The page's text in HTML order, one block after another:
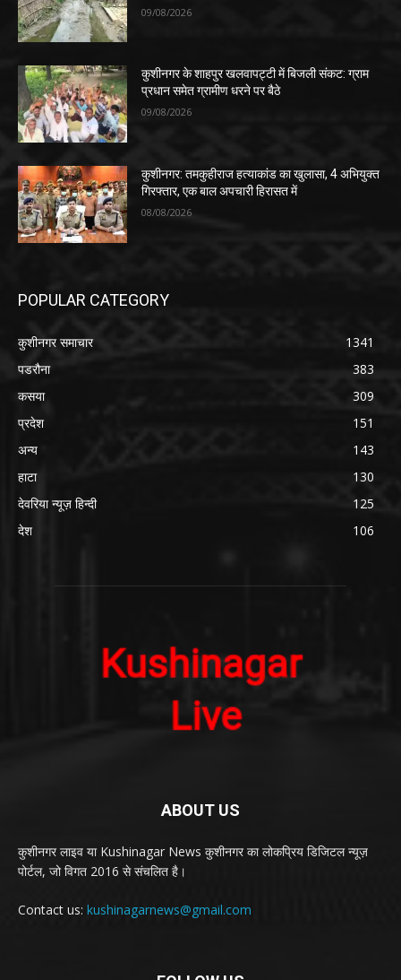
09/08/2026
कुशीनगर के शाहपुर खलवापट्टी में बिजली संकट: ग्राम
प्रधान समेत ग्रामीण धरने पर बैठे
09/08/2026
कुशीनगर: तमकुहीराज हत्याकांड का खुलासा, 4 अभियुक्त
गिरफ्तार, एक बाल अपचारी हिरासत में
08/08/2026
POPULAR CATEGORY
कुशीनगर समाचार
1341
पडरौना
383
कसया
309
प्रदेश
151
अन्य
143
हाटा
130
देवरिया न्यूज़ हिन्दी
125
देश
106
ABOUT US
कुशीनगर लाइव या Kushinagar News कुशीनगर का लोकप्रिय डिजिटल न्यूज़
पोर्टल, जो विगत 2016 से संचलित है।
Contact us: kushinagarnews@gmail.com